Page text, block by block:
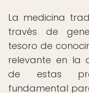
La medicina
través de
tesoro de
relevante en la
de estas
fundamental